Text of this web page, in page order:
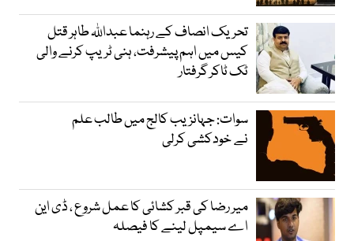
تحریک انصاف کے رہنما عبداللہ طاہر قتل
کیس میں اہم پیشرفت، ہنی ٹریپ کرنے والی
ٹک ٹاکر گرفتار
سوات: جہانزیب کالج میں طالب علم
نے خودکشی کرلی
میر رضا کی قبر کشائی کا عمل شروع ، ڈی این
اے سیمپل لینے کا فیصلہ